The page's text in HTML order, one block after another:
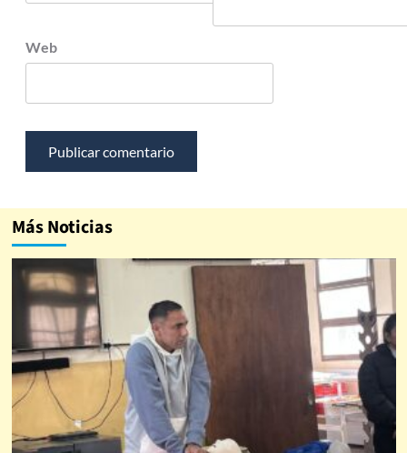
Web
Más Noticias